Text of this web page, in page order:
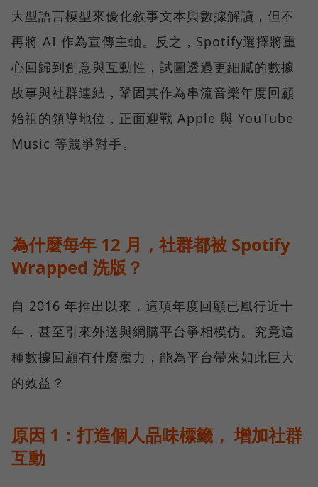
大型語言模型來優化敘事文本與數據解讀，但不
再將 AI 作為宣傳主軸。反之，Spotify選擇將重
心回歸到創意與互動性，試圖透過更細膩的數據
故事與社群連結，鞏固其作為串流音樂年度回顧
始祖的領導地位，正面迎戰 Apple 與 YouTube
Music 等競爭對手。
為什麼每年 12 月，社群都被 Spotify
Wrapped 洗版？
自 2016 年推出以來，這項年度回顧已風行近十
年，甚至引來外送與網購平台爭相模仿。究竟這
種數據回顧有什麼魔力，能為平台帶來如此巨大
的效益？
原因 1：打造個人品味標籤， 增加社群
互動